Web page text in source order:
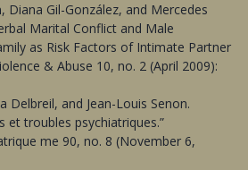
Diana Gil-González, and Mercedes
Marital Conflict and Male
as Risk Factors of Intimate Partner
& Abuse 10, no. 2 (April 2009):
Delbreil, and Jean-Louis Senon.
et troubles psychiatriques.”
me 90, no. 8 (November 6,